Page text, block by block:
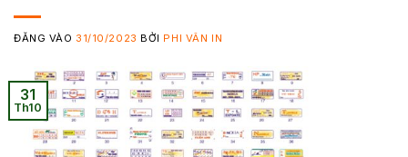
ĐĂNG VÀO 31/10/2023 BỞI PHI VÂN IN
31
Th10